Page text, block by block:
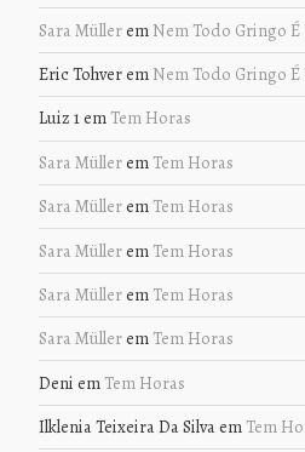
Sara Müllerem Nem Todo Gringo
Eric Tohverem Nem Todo Gringo
Luiz 1em Tem Horas
Sara Müllerem Tem Horas
Sara Müllerem Tem Horas
Sara Müllerem Tem Horas
Sara Müllerem Tem Horas
Sara Müllerem Tem Horas
Deni em Tem Horas
Ilklenia Teixeira Da Silvaem Tem